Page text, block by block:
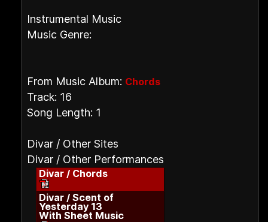
Instrumental Music
Music Genre:
From Music Album: Chords
Track: 16
Song Length: 1
Divar / Other Sites
Divar / Other Performances
Divar / Chords
Divar / Scent of
Yesterday 13
With Sheet Music